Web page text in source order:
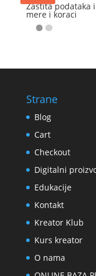
Zaštita podataka
mere i koraci
Strane
Blog
Cart
Checkout
Digitalni
Edukacije
Kontakt
Kreator Klub
Kurs kreator
O nama